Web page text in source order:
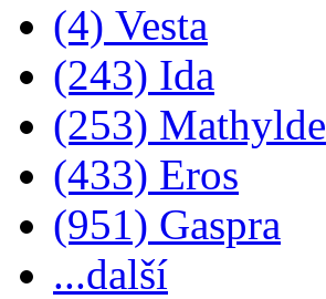
(4) Vesta
(243) Ida
(253) Mathylde
(433) Eros
(951) Gaspra
...další